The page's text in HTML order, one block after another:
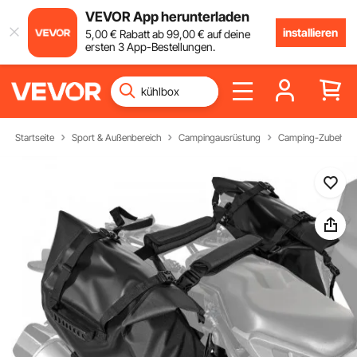
VEVOR App herunterladen
5,00€ Rabatt ab99,00€ auf deine
ersten 3 App-Bestellungen.
installieren
Startseite Sport & Außenbereich Campingausrüstung Camping-Zubehör